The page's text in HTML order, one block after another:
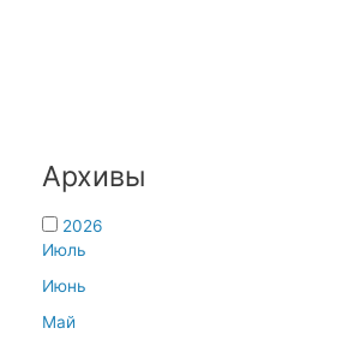
Архивы
2026
Июль
Июнь
Май